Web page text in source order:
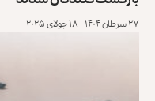
۲۷ سرطان ۱۴۰۴ - ۱۸ جولای ۲۰۲۵